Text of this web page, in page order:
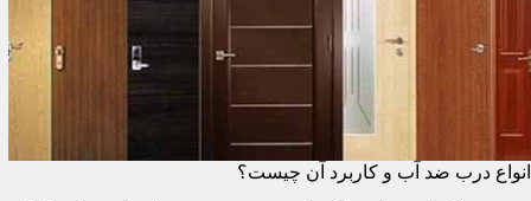
انواع درب ضد آب و کاربرد آن چیست؟